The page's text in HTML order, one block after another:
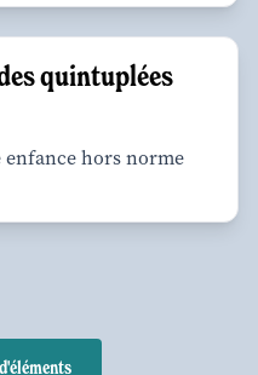
quintuplées
enfance hors norme